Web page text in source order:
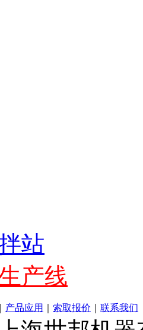
站
产线
产品应用 索取报价 联系我们